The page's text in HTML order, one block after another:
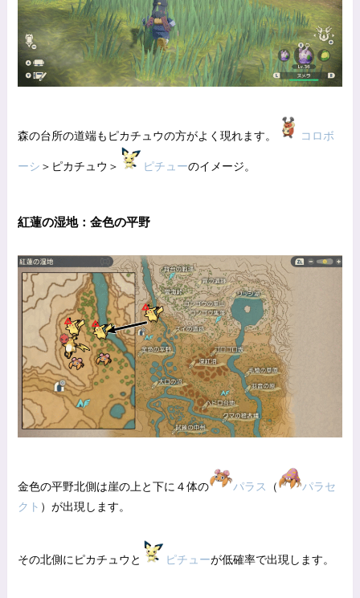
森の台所の道端もピカチュウの方がよく現れます。 コロボ
ーシ ＞ピカチュウ＞ ピチューのイメージ。
紅蓮の湿地：金色の平野
金色の平野北側は崖の上と下に４体の パラス （
パラセ
クト ）が出現します。
その北側にピカチュウと ピチューが低確率で出現します。